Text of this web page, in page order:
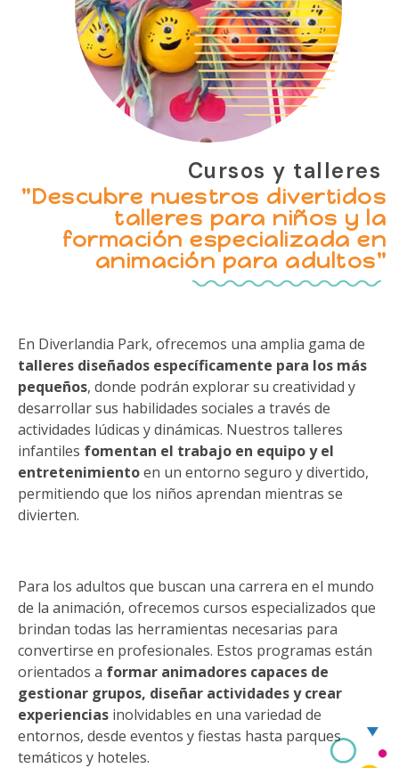
Cursos y talleres
"Descubre nuestros divertidos
talleres para niños y la
formación especializada en
animación para adultos"
En Diverlandia Park, ofrecemos una amplia gama de
talleres diseñados específicamente para los más
pequeños, donde podrán explorar su creatividad y
desarrollar sus habilidades sociales a través de
actividades lúdicas y dinámicas. Nuestros talleres
infantiles fomentan el trabajo en equipo y el
entretenimientoen un entorno seguro y divertido,
permitiendo que los niños aprendan mientras se
divierten.
Para los adultos que buscan una carrera en el mundo
de la animación, ofrecemos cursos especializados que
brindan todas las herramientas necesarias para
convertirse en profesionales. Estos programas están
orientados a formar animadores capaces de
gestionar grupos, diseñar actividades y crear
experiencias inolvidables en una variedad de
entornos, desde eventos y fiestas hasta parques
temáticos y hoteles.